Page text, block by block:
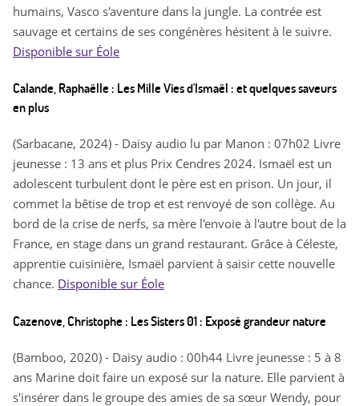
humains, Vasco s'aventure dans la jungle. La contrée est
sauvage et certains de ses congénères hésitent à le suivre.
Disponible sur Éole
Calande, Raphaëlle : Les Mille Vies d'Ismaël : et quelques saveurs
en plus
(Sarbacane, 2024) - Daisy audio lu par Manon : 07h02 Livre
jeunesse : 13 ans et plus Prix Cendres 2024. Ismaël est un
adolescent turbulent dont le père est en prison. Un jour, il
commet la bêtise de trop et est renvoyé de son collège. Au
bord de la crise de nerfs, sa mère l'envoie à l'autre bout de la
France, en stage dans un grand restaurant. Grâce à Céleste,
apprentie cuisinière, Ismaël parvient à saisir cette nouvelle
chance. Disponible sur Éole
Cazenove, Christophe : Les Sisters 01 : Exposé grandeur nature
(Bamboo, 2020) - Daisy audio : 00h44 Livre jeunesse : 5 à 8
ans Marine doit faire un exposé sur la nature. Elle parvient à
s'insérer dans le groupe des amies de sa sœur Wendy, pour